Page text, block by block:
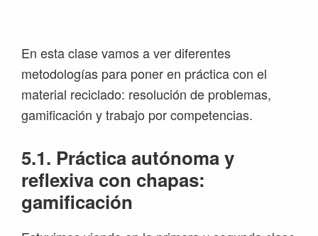
navegación
principal
contenido
principal
barra
lateral
principal
página
En esta clase vamos a ver diferentes
metodologías para poner en práctica con el
material reciclado: resolución de problemas,
gamificación y trabajo por competencias.
5.1. Práctica autónoma y
reflexiva con chapas:
gamificación